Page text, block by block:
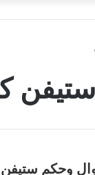
وحكم